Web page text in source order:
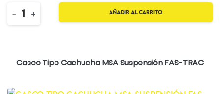
Quantity
- + Añadir al carrito
Casco Tipo Cachucha MSA Suspensión FAS-TRAC